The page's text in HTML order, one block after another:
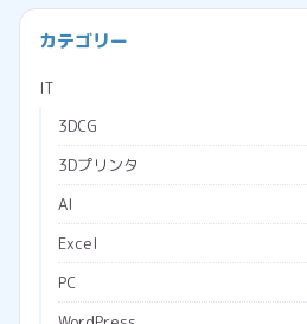
カテゴリー
IT
3DCG
3Dプリンタ
AI
Excel
PC